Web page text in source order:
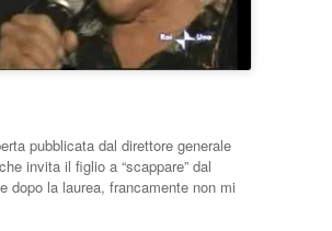
pubblicata dal direttore generale
invita il figlio a “scappare” dal
dopo la laurea, francamente non mi